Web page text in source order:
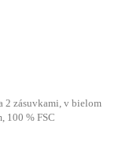
zásuvkami, v bielom
100 % FSC